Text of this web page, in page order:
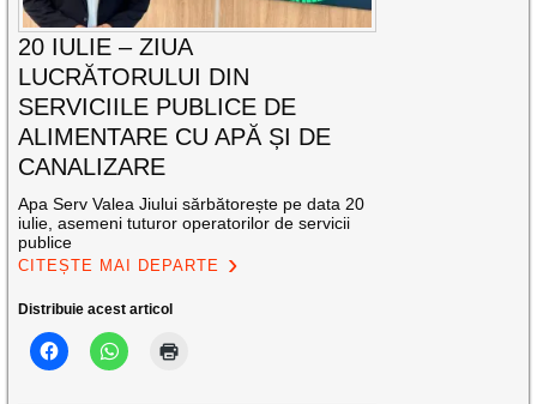
20 IULIE – ZIUA
LUCRĂTORULUI DIN
SERVICIILE PUBLICE DE
ALIMENTARE CU APĂ ȘI DE
CANALIZARE
Apa Serv Valea Jiului sărbătorește pe data 20
iulie, asemeni tuturor operatorilor de servicii
publice
CITEȘTE MAI DEPARTE
Distribuie acest articol